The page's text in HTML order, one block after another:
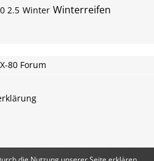
2.5 Winter Winterreifen
80 Forum